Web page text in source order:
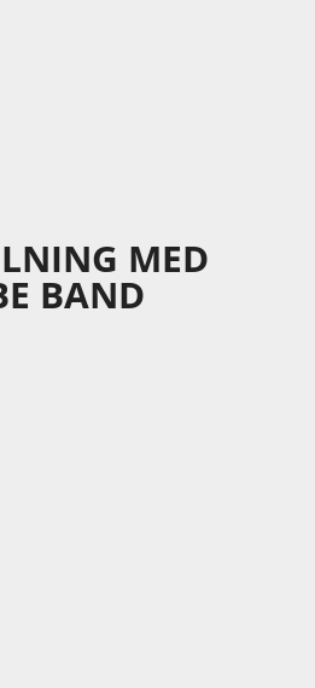
MED
BAND